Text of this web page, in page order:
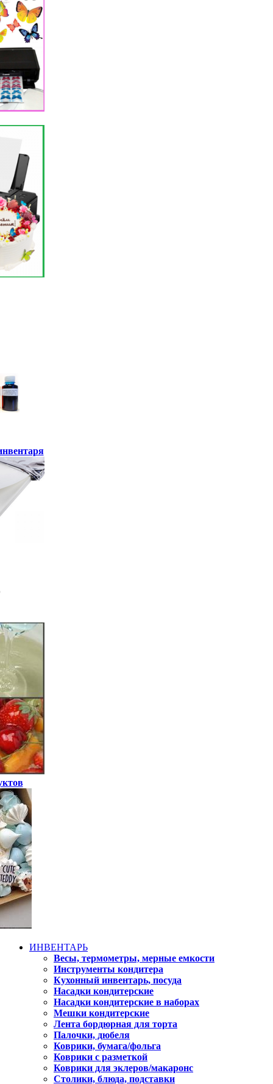
ИНВЕНТАРЬ
Весы, термометры, мерные емкости
Инструменты кондитера
Кухонный инвентарь, посуда
Насадки кондитерские
Насадки кондитерские в наборах
Мешки кондитерские
Лента бордюрная для торта
Палочки, дюбеля
Коврики, бумага/фольга
Коврики с разметкой
Коврики для эклеров/макаронс
Столики, блюда, подставки